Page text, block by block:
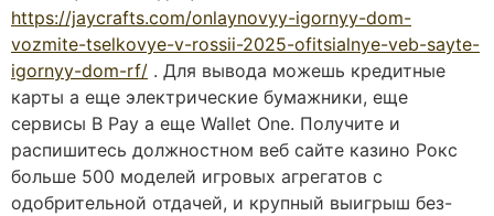
https://jaycrafts.com/onlaynovyy-igornyy-dom-
vozmite-tselkovye-v-rossii-2025-ofitsialnye-veb-sayte-
igornyy-dom-rf/ . Для вывода можешь кредитные
карты а еще электрические бумажники, еще
сервисы B Pay а еще Wallet One. Получите и
распишитесь должностном веб сайте казино Рокс
больше 500 моделей игровых агрегатов с
одобрительной отдачей, и крупный выигрыш без-